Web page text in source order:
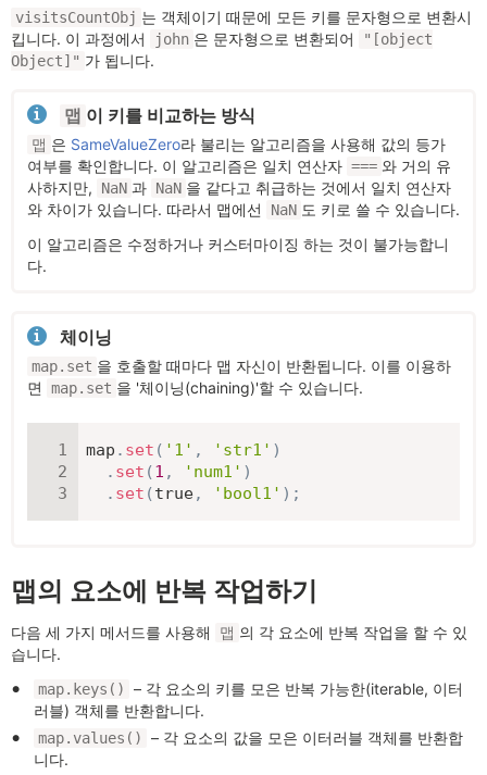
visitsCountObj 는 객체이기 때문에 모든 키를 문자형으로 변환시
킵니다. 이 과정에서
john 은 문자형으로 변환되어
"[object
Object]" 가 됩니다.
맵 이 키를 비교하는 방식
맵 은 SameValueZero라 불리는 알고리즘을 사용해 값의 등가
여부를 확인합니다. 이 알고리즘은 일치 연산자 === 와 거의 유
사하지만,
NaN 과 NaN 을 같다고 취급하는 것에서 일치 연산자
와 차이가 있습니다. 따라서 맵에선
NaN 도 키로 쓸 수 있습니다.
이 알고리즘은 수정하거나 커스터마이징 하는 것이 불가능합니
다.
체이닝
map.set 을 호출할 때마다 맵 자신이 반환됩니다. 이를 이용하
면
map.set 을 '체이닝(chaining)'할 수 있습니다.
map . set ( '1' , 'str1' )
. set (1 , 'num1' )
. set (true, 'bool1' ) ;
맵의 요소에 반복 작업하기
다음 세 가지 메서드를 사용해 맵 의 각 요소에 반복 작업을 할 수 있
습니다.
map.keys()
– 각 요소의 키를 모은 반복 가능한(iterable, 이터
러블) 객체를 반환합니다.
map.values()
– 각 요소의 값을 모은 이터러블 객체를 반환합
니다.